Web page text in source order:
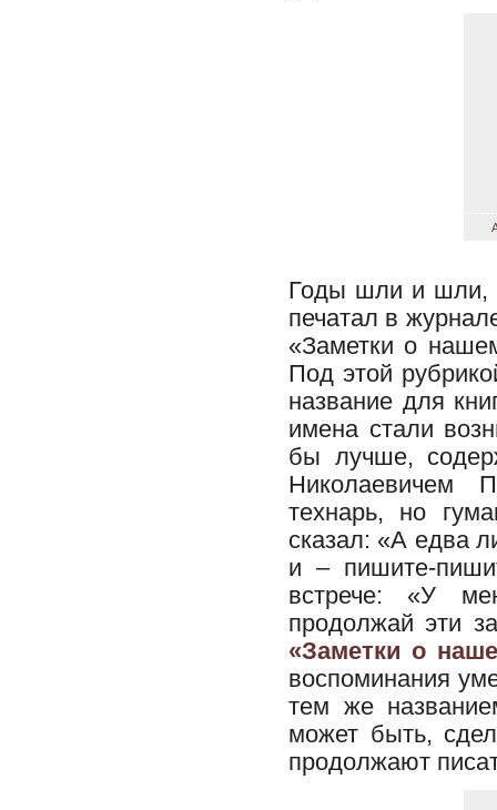
Годы шли и шли,
печатал в
«Заметки о
Под этой
название для
имена стали
бы лучше,
Николаевичем
технарь, но
сказал: «А едва
и – пишите-
встрече: «У
продолжай эти
«Заметки о
воспоминания
тем же
может быть,
продолжают